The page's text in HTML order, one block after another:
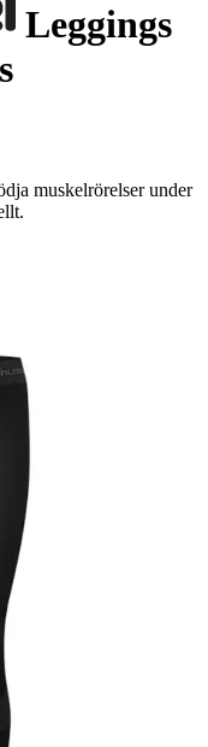
Leggings
muskelrörelser under